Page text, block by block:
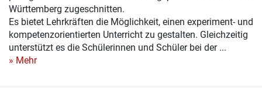
Württemberg zugeschnitten.
Es bietet Lehrkräften die Möglichkeit, einen experiment- und
kompetenzorientierten Unterricht zu gestalten. Gleichzeitig
unterstützt es die Schülerinnen und Schüler bei der ...
» Mehr